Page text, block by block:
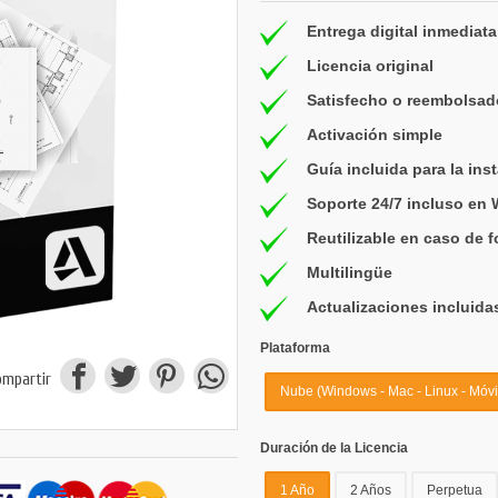
Entrega digital inmediata
Licencia original
Satisfecho o
Activación simple
Guía incluida para la
Soporte 24/7 incluso en
Reutilizable en caso de
Multilingüe
Actualizaciones
Plataforma
Nube (Windows - Mac - Linux -
Duración de la Licencia
1 Año 2 Años Perpetua